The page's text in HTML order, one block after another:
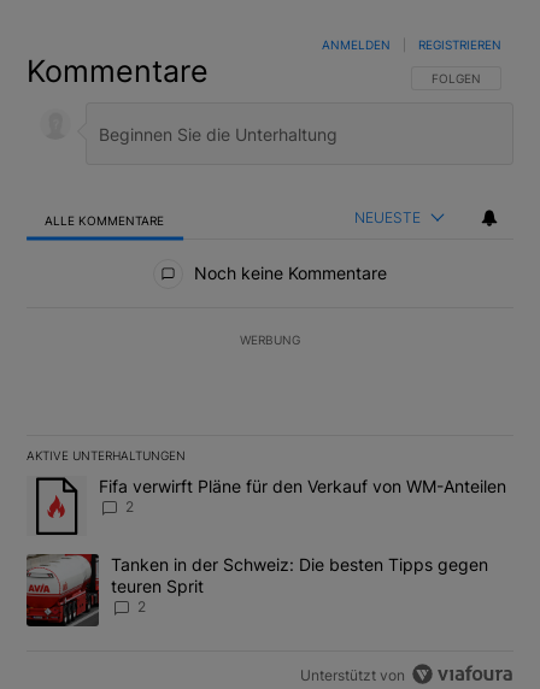
Kommentare FOLGE DIESER
FOLGEN
ANMELDEN REGISTRIEREN
ALLE KOMMENTARE NEUESTE
Noch keine Kommentare
WERBUNG
AKTIVE UNTERHALTUNGEN
Das Folgende ist eine Liste der am meisten kommentierten
Ein Trendartikel mit dem Titel "Fifa verwirft Pläne für den
Fifa verwirft Pläne für den Verkauf von WM-Anteilen
2
Ein Trendartikel mit dem Titel "Tanken in der Schweiz: Die
Tanken in der Schweiz: Die besten Tipps gegen
teuren Sprit
2
Unterstützt von